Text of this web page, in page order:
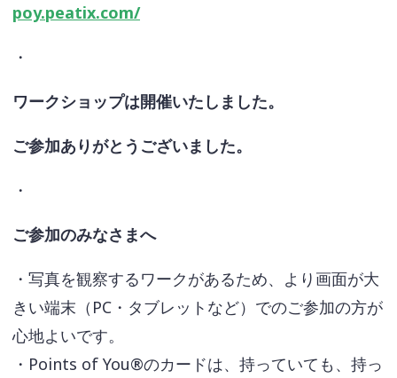
poy.peatix.com/
・
ワークショップは開催いたしました。
ご参加ありがとうございました。
・
ご参加のみなさまへ
・写真を観察するワークがあるため、より画面が大
きい端末（PC・タブレットなど）でのご参加の方が
心地よいです。
・Points of You®のカードは、持っていても、持っ